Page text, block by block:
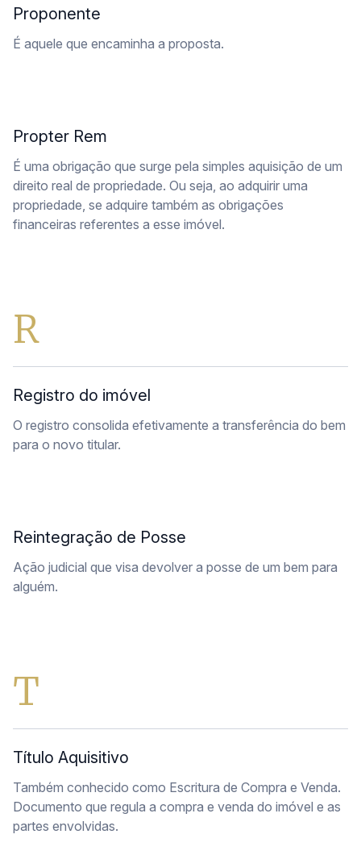
Proponente
É aquele que encaminha a proposta.
Propter Rem
É uma obrigação que surge pela simples aquisição de um
direito real de propriedade. Ou seja, ao adquirir uma
propriedade, se adquire também as obrigações
financeiras referentes a esse imóvel.
R
Registro do imóvel
O registro consolida efetivamente a transferência do bem
para o novo titular.
Reintegração de Posse
Ação judicial que visa devolver a posse de um bem para
alguém.
T
Título Aquisitivo
Também conhecido como Escritura de Compra e Venda.
Documento que regula a compra e venda do imóvel e as
partes envolvidas.